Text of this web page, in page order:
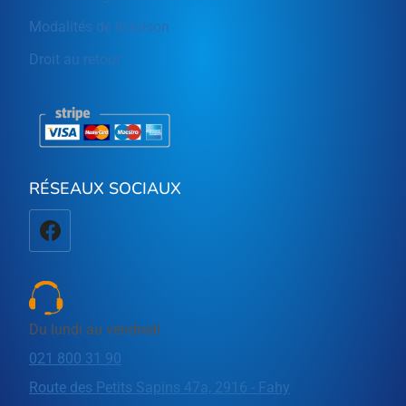
Modalités de livraison
Droit au retour
RÉSEAUX SOCIAUX
Du lundi au vendredi
021 800 31 90
Route des Petits Sapins 47a, 2916 - Fahy